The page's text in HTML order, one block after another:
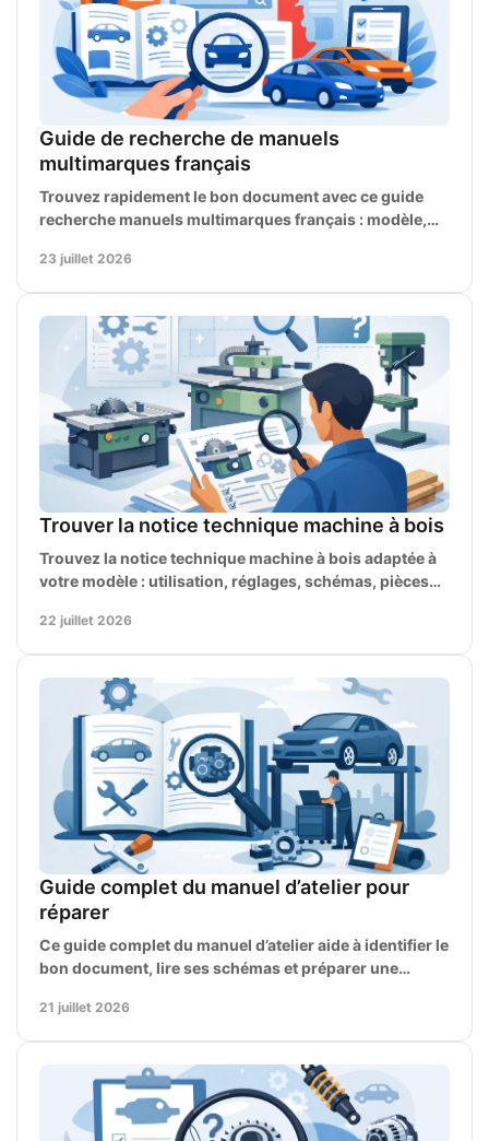
Guide de recherche de manuels
multimarques français
Trouvez rapidement le bon document avec ce guide
recherche manuels multimarques français : modèle,
23 juillet 2026
Trouver la notice technique machine à bois
Trouvez la notice technique machine à bois adaptée à
votre modèle : utilisation, réglages, schémas, pièces
22 juillet 2026
Guide complet du manuel d’atelier pour
réparer
Ce guide complet du manuel d’atelier aide à identifier le
bon document, lire ses schémas et préparer une
21 juillet 2026